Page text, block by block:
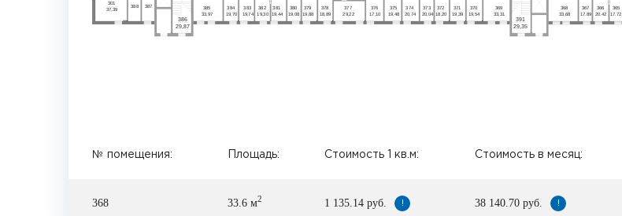
391
301
376 375 374 373 372 371 370 369 368 367 366 365
377
378
379
380
381
383
384
385
387
388 382
29,35
37,39
17,10 19,48 20,74 20,04 18,20 19,39 19,54 33,31 33,68 17.89 20.42 17.72
29,22
18,89
19,88
19,08
19,44
19,74
19,70
33,97 19,30
386
29,87
№ помещения: Площадь: Стоимость 1 кв.м: Стоимость в месяц:
368 33.6 м2 1 135.14 руб. ! 38 140.70 руб. !